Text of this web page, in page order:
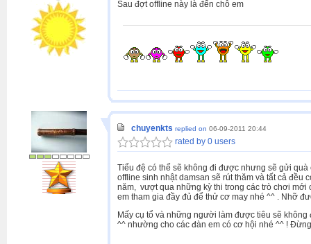
Sau đợt offline này là đến chỗ em
chuyenkts replied on 06-09-2011 20:44
rated by 0 users
Tiểu đệ có thể sẽ không đi được nhưng sẽ gửi
offline sinh nhật damsan sẽ rút thăm và tất cả
năm, vượt qua những kỳ thi trong các trò chơi
em tham gia đầy đủ để thử cơ may nhé ^^ . Nhỡ
Mấy cụ tổ và những người làm được tiêu sẽ
^^ nhường cho các đàn em có cơ hội nhé ^^ !